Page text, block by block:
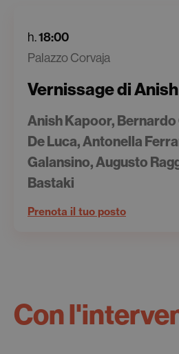
h.18:00
Palazzo Corvaja
Vernissage di
Anish Kapoor,
De Luca, Antonella
Galansino, Augusto
Bastaki
Prenota il tuo posto
Con